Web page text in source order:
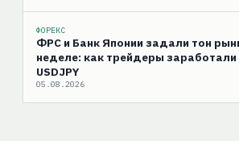
ФОРЕКС
ФРС и Банк Японии задали тон
неделе: как трейдеры заработали
USDJPY
05.08.2026